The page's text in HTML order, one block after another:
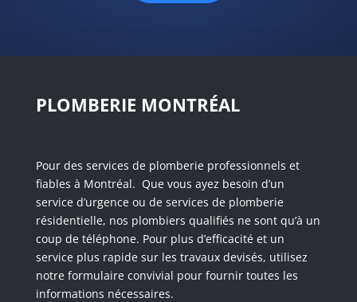
PLOMBERIE MONTRÉAL
Pour des services de plomberie professionnels et
fiables à Montréal. Que vous ayez besoin d’un
service d’urgence ou de services de plomberie
résidentielle, nos plombiers qualifiés ne sont qu’à un
coup de téléphone. Pour plus d’efficacité et un
service plus rapide sur les travaux devisés, utilisez
notre formulaire convivial pour fournir toutes les
informations nécessaires.